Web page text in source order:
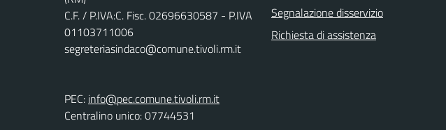
C.F. / P.IVA:C. Fisc. 02696630587 - P.IVA
01103711006
segreteriasindaco@comune.tivoli.rm.it
PEC: info@pec.comune.tivoli.rm.it
Centralino unico: 07744531
Segnalazione disservizio
Richiesta di assistenza